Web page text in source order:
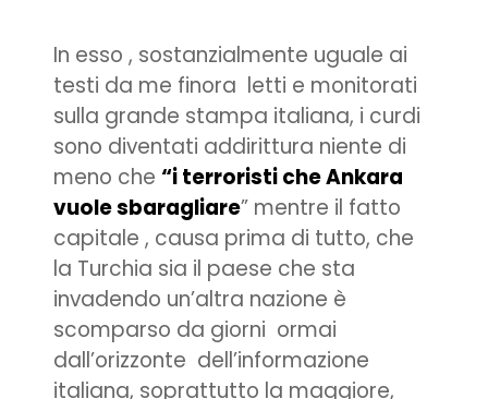
In esso , sostanzialmente uguale ai
testi da me finora letti e monitorati
sulla grande stampa italiana, i curdi
sono diventati addirittura niente di
meno che “i terroristi che Ankara
vuole sbaragliare” mentre il fatto
capitale , causa prima di tutto, che
la Turchia sia il paese che sta
invadendo un’altra nazione è
scomparso da giorni ormai
dall’orizzonte dell’informazione
italiana, soprattutto la maggiore,